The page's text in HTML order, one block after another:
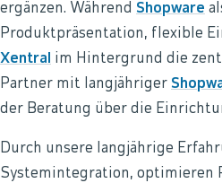
ergänzen. Während Shopware
Produktpräsentation, flexible
Xentral im Hintergrund die
Partner mit langjähriger
der Beratung über die
Durch unsere langjährige
Systemintegration, optimieren